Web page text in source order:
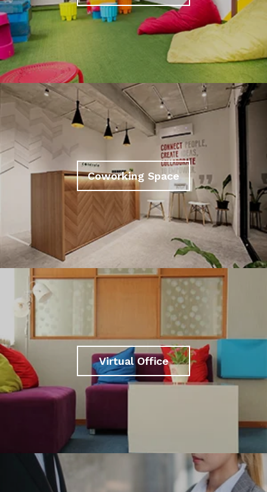
Coworking Space
Virtual Office